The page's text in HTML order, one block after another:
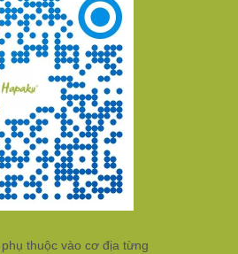
thuộc vào cơ địa từng